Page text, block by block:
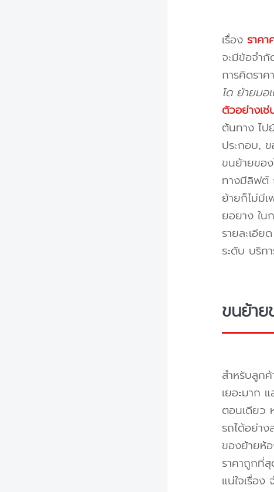
เรื่อง ราคา
จะมีข้อจำกั
การคิดราค
โด ย้ายมอ
ตัวอย่างเช่
ต้นทาง ไป
ประกอบ,
ขนย้ายขอ
ทางมีลิฟต์
ย้ายก็ไม่มีเ
ยอยาง ใน
รายละเอีย
ระดับ บริก
ขนย้าย
สำหรับลูก
เยอะมาก
ตอนเดียว
รถได้อย่า
ของย้ายห้
ราคาถูกที่
แน่ใจเรื่อ